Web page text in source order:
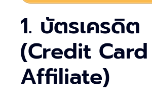
1. บัตรเครดิต
(Credit Card
Affiliate)